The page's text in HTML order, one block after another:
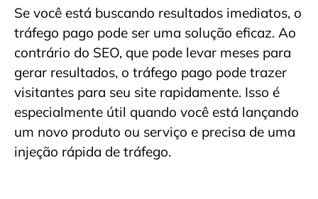
Se você está buscando resultados imediatos, o
tráfego pago pode ser uma solução eficaz. Ao
contrário do SEO, que pode levar meses para
gerar resultados, o tráfego pago pode trazer
visitantes para seu site rapidamente. Isso é
especialmente útil quando você está lançando
um novo produto ou serviço e precisa de uma
injeção rápida de tráfego.